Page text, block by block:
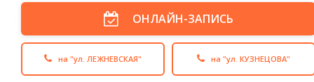
ОНЛАЙН-ЗАПИСЬ
на "ул. ЛЕЖНЕВСКАЯ" на "ул. КУЗНЕЦОВА"